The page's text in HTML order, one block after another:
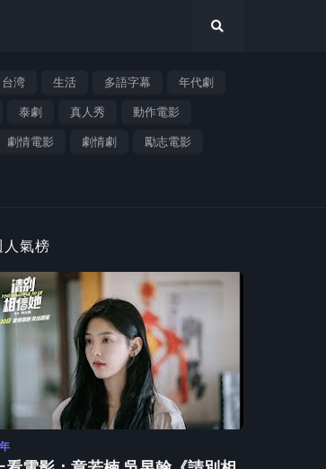
台湾 生活 多語字幕 年代劇
泰劇 真人秀 動作電影
劇情電影 劇情劇 勵志電影
人氣榜